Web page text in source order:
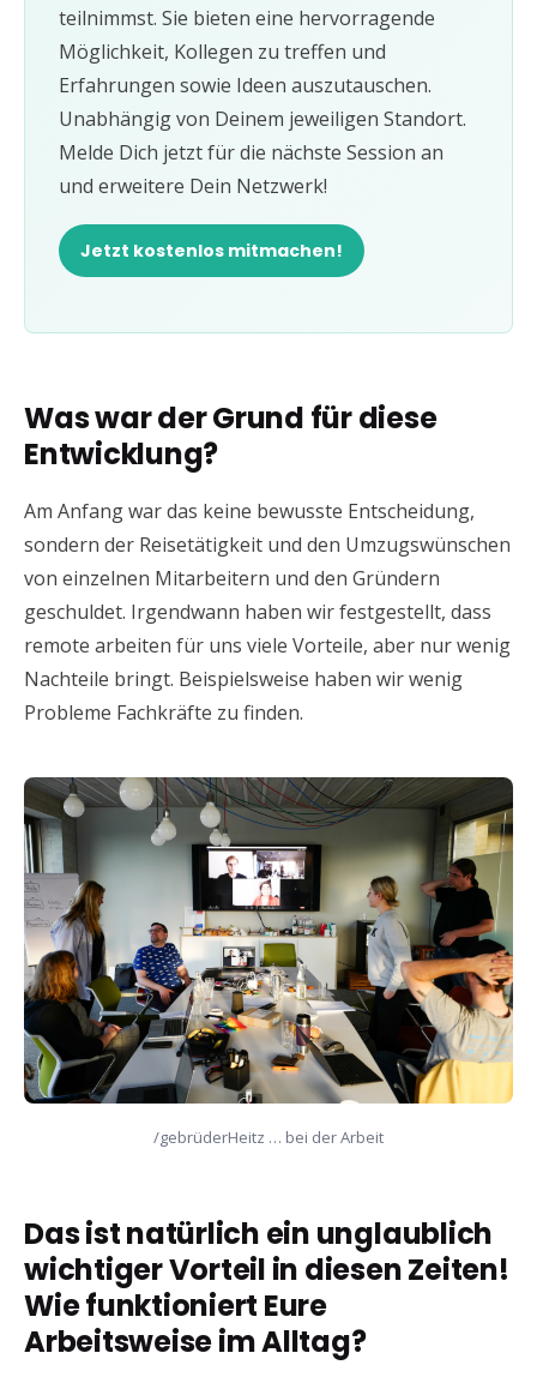
teilnimmst. Sie bieten eine hervorragende
Möglichkeit, Kollegen zu treffen und
Erfahrungen sowie Ideen auszutauschen.
Unabhängig von Deinem jeweiligen Standort.
Melde Dich jetzt für die nächste Session an
und erweitere Dein Netzwerk!
Jetzt kostenlos mitmachen!
Was war der Grund für diese
Entwicklung?
Am Anfang war das keine bewusste Entscheidung,
sondern der Reisetätigkeit und den Umzugswünschen
von einzelnen Mitarbeitern und den Gründern
geschuldet. Irgendwann haben wir festgestellt, dass
remote arbeiten für uns viele Vorteile, aber nur wenig
Nachteile bringt. Beispielsweise haben wir wenig
Probleme Fachkräfte zu finden.
/gebrüderHeitz … bei der Arbeit
Das ist natürlich ein unglaublich
wichtiger Vorteil in diesen Zeiten!
Wie funktioniert Eure
Arbeitsweise im Alltag?